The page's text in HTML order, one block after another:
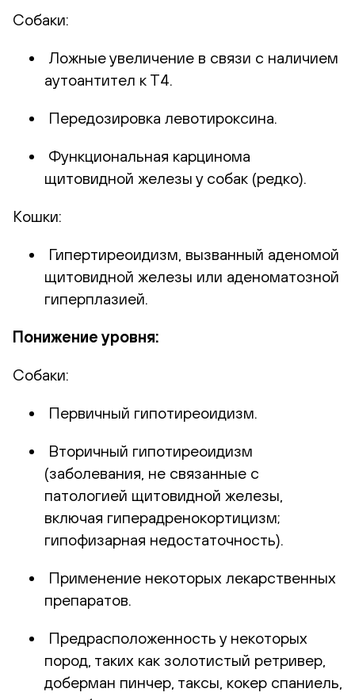
Собаки:
Ложные увеличение в связи с наличием
аутоантител к Т4.
Передозировка левотироксина.
Функциональная карцинома
щитовидной железы у собак (редко).
Кошки:
Гипертиреоидизм, вызванный аденомой
щитовидной железы или аденоматозной
гиперплазией.
Понижение уровня:
Собаки:
Первичный гипотиреоидизм.
Вторичный гипотиреоидизм
(заболевания, не связанные с
патологией щитовидной железы,
включая гиперадренокортицизм;
гипофизарная недостаточность).
Применение некоторых лекарственных
препаратов.
Предрасположенность у некоторых
пород, таких как золотистый ретривер,
доберман пинчер, таксы, кокер спаниель,